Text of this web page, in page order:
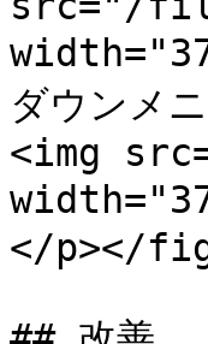
ダウン
<img
</p></